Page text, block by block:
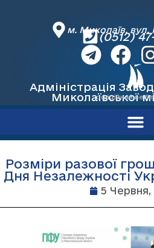
м. Миколаїв, вул.
(0512)
Адміністрація
Миколаївської
офіційний
Розміри разової
Дня Незалежності
5